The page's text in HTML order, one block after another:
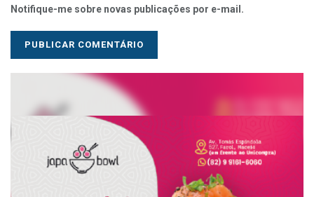
Notifique-me sobre novas publicações por e-mail.